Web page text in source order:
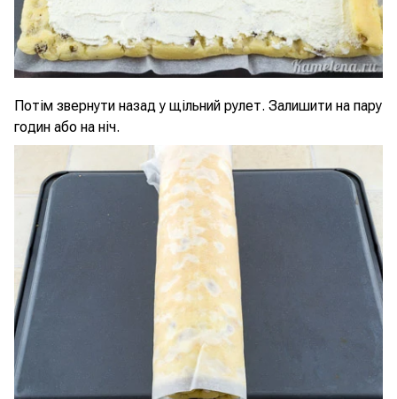
Потім звернути назад у щільний рулет. Залишити на пару
годин або на ніч.